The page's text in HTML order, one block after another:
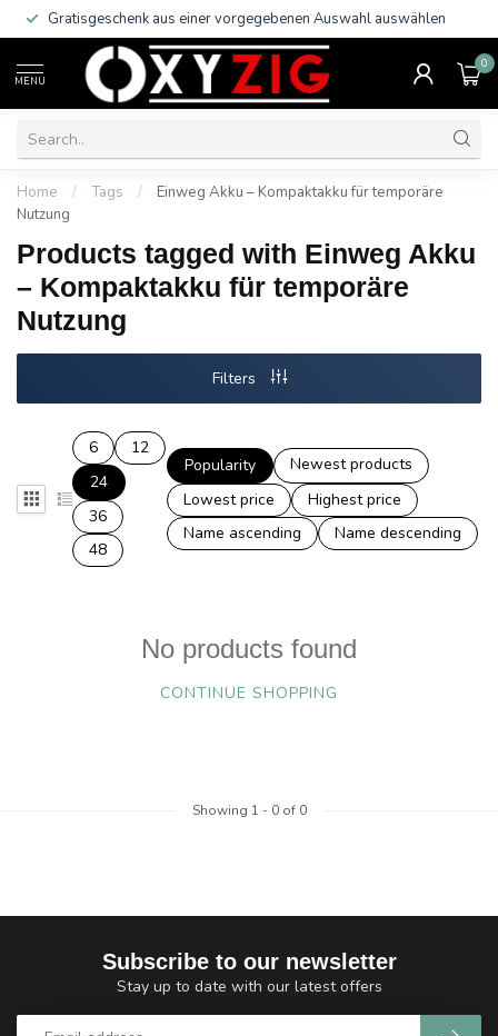
Gratisgeschenk aus einer vorgegebenen Auswahl auswählen
MENU
0
Home / Tags /
Einweg Akku – Kompaktakku für temporäre
Nutzung
Products tagged with Einweg Akku
– Kompaktakku für temporäre
Nutzung
Filters
6
12
24
36
48
Popularity
Newest products
Lowest price
Highest price
Name ascending
Name descending
No products found
CONTINUE SHOPPING
Showing 1 - 0of 0
Subscribe to our newsletter
Stay up to date with our latest offers